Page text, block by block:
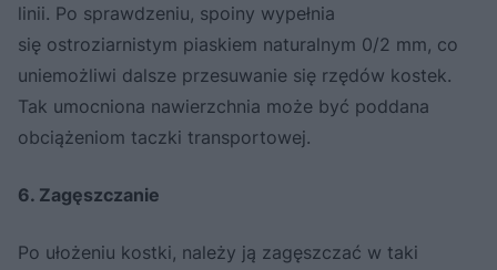
linii. Po sprawdzeniu, spoiny wypełnia
się ostroziarnistym piaskiem naturalnym 0/2 mm, co
uniemożliwi dalsze przesuwanie się rzędów kostek.
Tak umocniona nawierzchnia może być poddana
obciążeniom taczki transportowej.
6. Zagęszczanie
Po ułożeniu kostki, należy ją zagęszczać w taki